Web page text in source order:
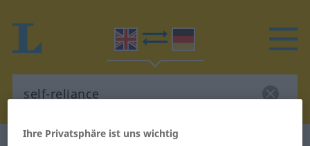
Ihre Privatsphäre ist uns wichtig